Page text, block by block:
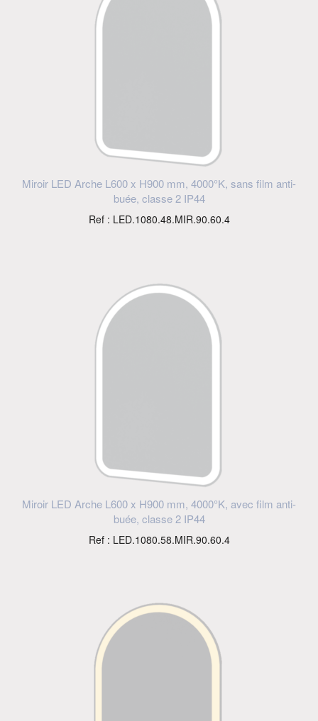
Miroir LED Arche L600 x H900 mm, 4000°K, sans film anti-
buée, classe 2 IP44
Ref : LED.1080.48.MIR.90.60.4
Miroir LED Arche L600 x H900 mm, 4000°K, avec film anti-
buée, classe 2 IP44
Ref : LED.1080.58.MIR.90.60.4